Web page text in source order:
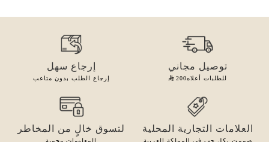
توصيل مجاني
للطلبات أعلاه200
إرجاع سهل
إرجاع الطلب بدون متاعب
العلامات التجارية المحلية
صممت بكل حب في المملكة العربية
لتسوق خالٍ من المخاطر
المعلومات محمية